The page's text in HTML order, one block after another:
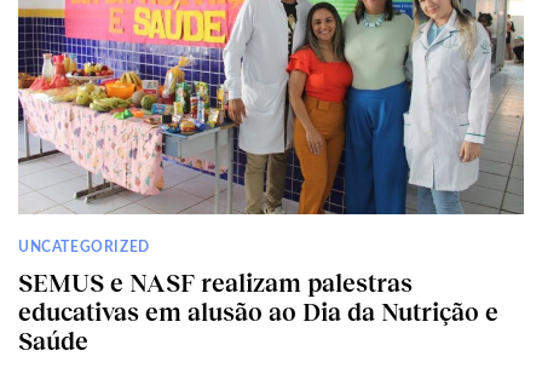
UNCATEGORIZED
SEMUS e NASF realizam palestras
educativas em alusão ao Dia da Nutrição e
Saúde